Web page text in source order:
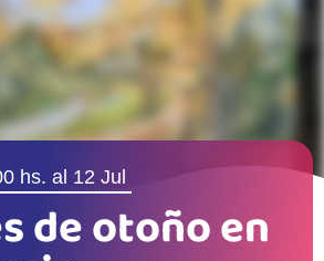
hs. al 12 Jul
de otoño en